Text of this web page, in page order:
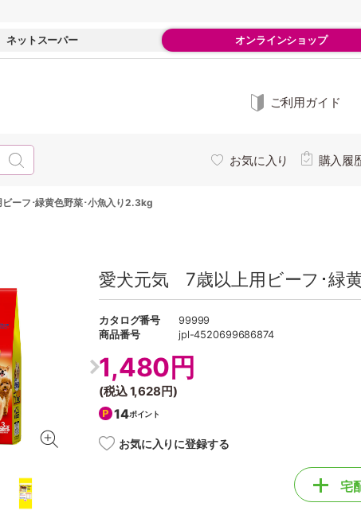
ネットスーパー オンラインショップ
ご利用ガイド
お気に入り 購入履
ーフ･緑黄色野菜･小魚入り2.3kg
愛犬元気 7歳以上用ビーフ･緑
カタログ番号
99999
商品番号
jpl-4520699686874
1,480円
(税込1,628円)
14ポイント
お気に入りに登録する
宅